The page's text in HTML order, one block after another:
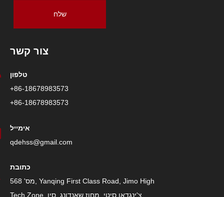
שלח
צור קשר
טלפון
+86-18678983573
+86-18678983573
אימייל
qdehss@gmail.com
כתובת
מס' 568, Yanqing First Class Road, Jimo High
Tech Zone, צ'ינגדאו סיטי, מחוז שאנדונג, סין